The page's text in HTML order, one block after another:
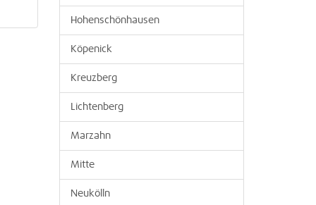
Hohenschönhausen
Köpenick
Kreuzberg
Lichtenberg
Marzahn
Mitte
Neukölln